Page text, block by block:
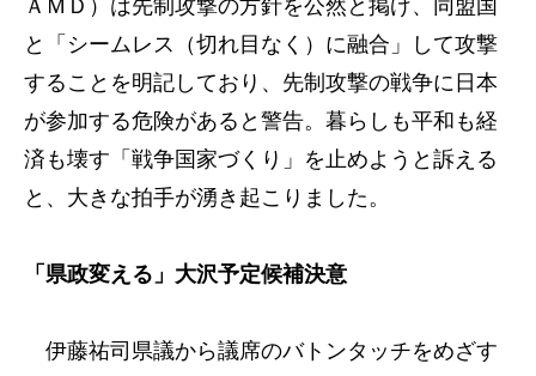
ＡＭＤ）は先制攻撃の方針を公然と掲げ、同盟国
と「シームレス（切れ目なく）に融合」して攻撃
することを明記しており、先制攻撃の戦争に日本
が参加する危険があると警告。暮らしも平和も経
済も壊す「戦争国家づくり」を止めようと訴える
と、大きな拍手が湧き起こりました。
「県政変える」大沢予定候補決意
伊藤祐司県議から議席のバトンタッチをめざす